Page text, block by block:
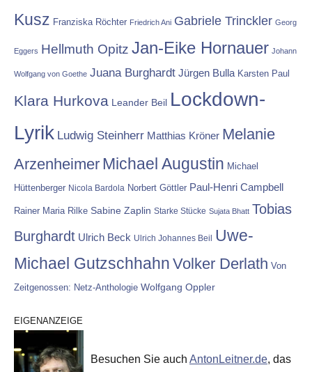
Kusz Franziska Röchter Friedrich Ani Gabriele Trinckler Georg
Eggers Hellmuth Opitz Jan-Eike Hornauer Johann
Wolfgang von Goethe Juana Burghardt Jürgen Bulla Karsten Paul
Klara Hurkova Leander Beil Lockdown-
Lyrik Ludwig Steinherr Matthias Kröner Melanie
Arzenheimer Michael Augustin Michael
Hüttenberger Nicola Bardola Norbert Göttler Paul-Henri Campbell
Rainer Maria Rilke Sabine Zaplin Starke Stücke Sujata Bhatt Tobias
Burghardt Ulrich Beck Ulrich Johannes Beil
Uwe-
Michael Gutzschhahn Volker Derlath Von
Zeitgenossen: Netz-Anthologie Wolfgang Oppler
EIGENANZEIGE
Besuchen Sie auch AntonLeitner.de, das